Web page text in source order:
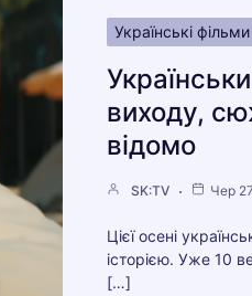
Українські фільми
виходу,
відомо
SK:TV Чер
Цієї осені
історією. Уже 10
[…]